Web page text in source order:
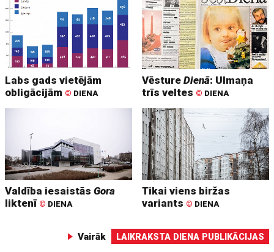
Labs gads vietējām
obligācijām © DIENA
VēstureDienā: Ulmaņa
trīs veltes © DIENA
Valdība iesaistāsGora
liktenī © DIENA
Tikai viens biržas
variants © DIENA
Vairāk LAIKRAKSTA DIENA PUBLIKĀCIJAS